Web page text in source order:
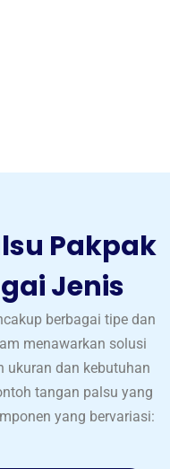
Pakpak
Jenis
berbagai tipe dan
menawarkan solusi
ukuran dan kebutuhan
tangan palsu yang
yang bervariasi: